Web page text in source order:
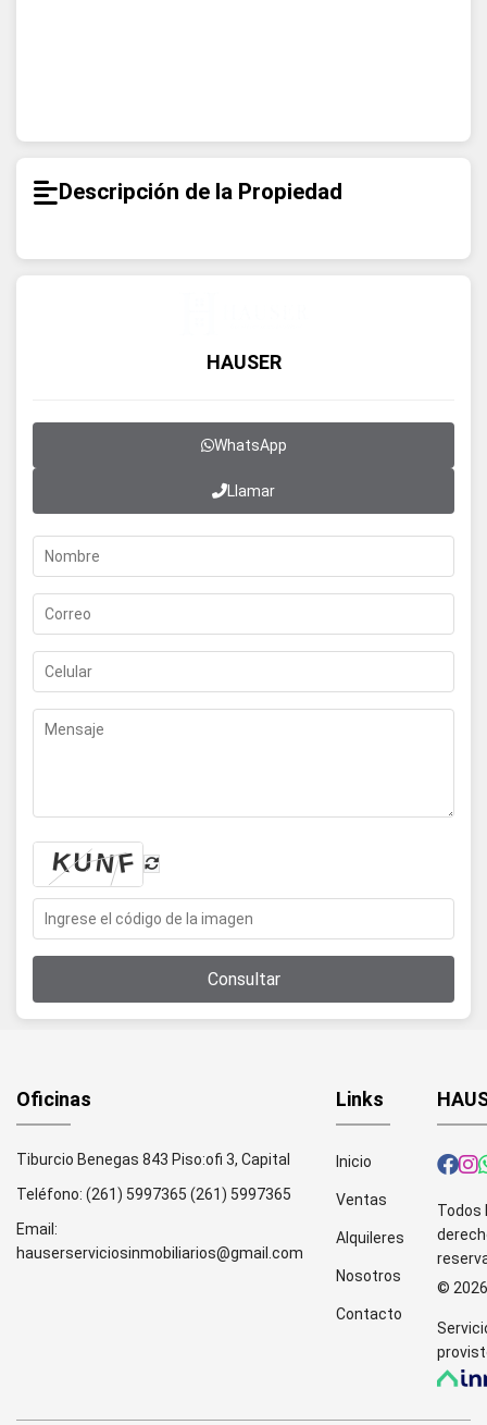
Descripción de la Propiedad
HAUSER
WhatsApp
Llamar
Consultar
Oficinas
Tiburcio Benegas 843 Piso:ofi 3, Capital
Teléfono: (261) 5997365 (261) 5997365
Email:
hauserserviciosinmobiliarios@gmail.com
Links
Inicio
Ventas
Alquileres
Nosotros
Contacto
Todos
© 2026